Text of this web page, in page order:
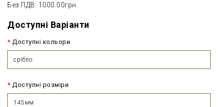
Без ПДВ: 1000.00грн.
Доступні Варіанти
Доступні кольори
срібло
Доступні розміри
145мм